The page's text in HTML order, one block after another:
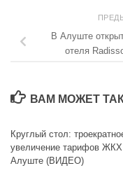
В Алуште
отеля
ВАМ МОЖЕТ
Круглый стол:
увеличение тарифов
Алуште (ВИДЕО)